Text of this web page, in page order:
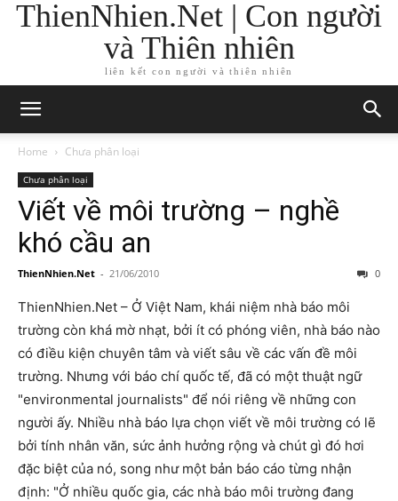
ThienNhien.Net | Con người
và Thiên nhiên
liên kết con người và thiên nhiên
Home Chưa phân loại
Chưa phân loại
Viết về môi trường – nghề
khó cầu an
ThienNhien.Net - 21/06/2010 0
ThienNhien.Net – Ở Việt Nam, khái niệm nhà báo môi
trường còn khá mờ nhạt, bởi ít có phóng viên, nhà báo nào
có điều kiện chuyên tâm và viết sâu về các vấn đề môi
trường. Nhưng với báo chí quốc tế, đã có một thuật ngữ
"environmental journalists" để nói riêng về những con
người ấy. Nhiều nhà báo lựa chọn viết về môi trường có lẽ
bởi tính nhân văn, sức ảnh hưởng rộng và chút gì đó hơi
đặc biệt của nó, song như một bản báo cáo từng nhận
định: "Ở nhiều quốc gia, các nhà báo môi trường đang